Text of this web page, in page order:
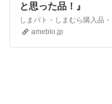
と思った品！』
ameblo.jp